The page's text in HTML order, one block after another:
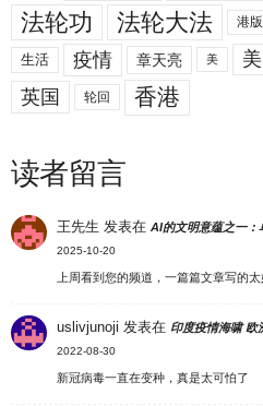
法轮功 法轮大法 港
生活 疫情 章天亮 美
英国 轮回 香港
读者留言
王先生 发表在AI的文明意蕴之一：
2025-10-20
上周看到您的频道，一篇篇文章写的太
uslivjunoji 发表在 印度疫情海啸 欧
2022-08-30
新冠病毒一直在变种，真是太可怕了